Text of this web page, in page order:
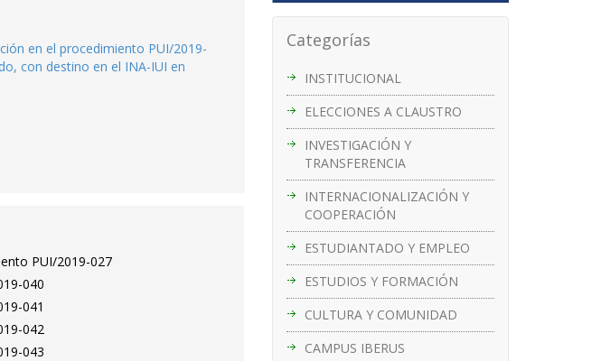
Categorías
INSTITUCIONAL
ELECCIONES A CLAUSTRO
INVESTIGACIÓN Y
TRANSFERENCIA
INTERNACIONALIZACIÓN Y
COOPERACIÓN
ESTUDIANTADO Y EMPLEO
ESTUDIOS Y FORMACIÓN
CULTURA Y COMUNIDAD
CAMPUS IBERUS
en el procedimiento PUI/2019-
con destino en el INA-IUI en
PUI/2019-027
040
041
042
043